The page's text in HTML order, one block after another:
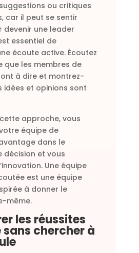
ou critiques
car il peut se sentir
devenir une leader
essentiel de
écoute active. Écoutez
que les membres de
à dire et montrez-
idées et opinions sont
approche, vous
équipe de
dans le
décision et vous
Une équipe
est une équipe
à donner le
même.
les réussites
sans chercher à